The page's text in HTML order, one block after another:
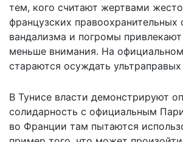
тем, кого считают жертвами
французских правоохранительных
вандализма и погромы привлекают
меньше внимания. На
стараются осуждать
В Тунисе власти демонстрируют
солидарность с официальным
во Франции там пытаются